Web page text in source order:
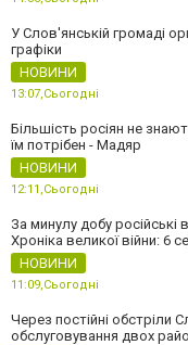
У Слов'янській громаді
графіки
НОВИНИ
13:07,Сьогодні
Більшість росіян не
їм потрібен - Мадяр
НОВИНИ
12:11,Сьогодні
За минулу добу російські
Хроніка великої війни: 6
НОВИНИ
11:09,Сьогодні
Через постійні обстріли
обслуговування двох